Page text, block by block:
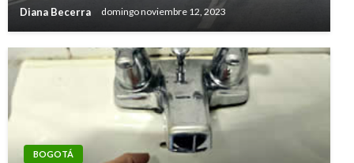
Diana Becerra domingo noviembre 12, 2023
BOGOTÁ